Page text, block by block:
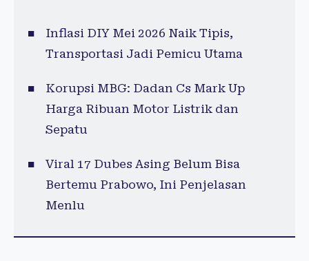
Inflasi DIY Mei 2026 Naik Tipis,
Transportasi Jadi Pemicu Utama
Korupsi MBG: Dadan Cs Mark Up
Harga Ribuan Motor Listrik dan
Sepatu
Viral 17 Dubes Asing Belum Bisa
Bertemu Prabowo, Ini Penjelasan
Menlu